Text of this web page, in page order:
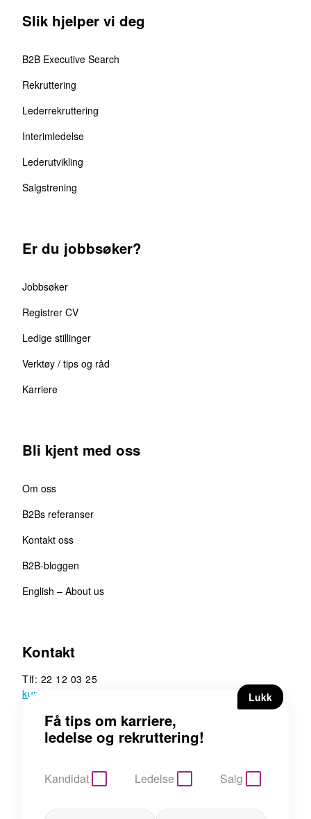
Slik hjelper vi deg
B2B Executive Search
Rekruttering
Lederrekruttering
Interimledelse
Lederutvikling
Salgstrening
Er du jobbsøker?
Jobbsøker
Registrer CV
Ledige stillinger
Verktøy / tips og råd
Karriere
Bli kjent med oss
Om oss
B2Bs referanser
Kontakt oss
B2B-bloggen
English – About us
Kontakt
Tlf: 22 12 03 25
kunde@b2b.no
B2B Executive Search &
Rekruttering AS
Kandidat Ledelse Salg